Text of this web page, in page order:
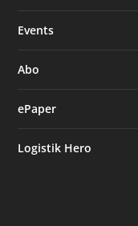
Events
Abo
ePaper
Logistik Hero